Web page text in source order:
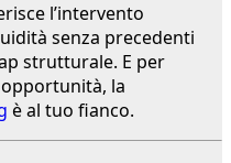
l’intervento
senza precedenti
strutturale. E per
la
è al tuo fianco.